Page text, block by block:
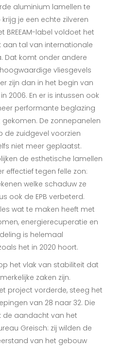
aluminium lamellen te
je een echte zilveren
BREEAM-label voldoet het
aan tal van internationale
Dat komt onder andere
vliesgevels
zijn dan in het begin van
2006. En er is intussen ook
performante beglazing
De zonnepanelen
de zuidgevel voorzien
niet meer geplaatst.
de esthetische lamellen
effectief tegen felle zon:
welke schaduw ze
ook de EPB verbeterd.
wat te maken heeft met
energierecuperatie en
is helemaal
het in 2020 hoort.
het vlak van stabiliteit dat
zaken zijn.
project vorderde, steeg het
van 28 naar 32. Die
de aandacht van het
Greisch: zij wilden de
van het gebouw